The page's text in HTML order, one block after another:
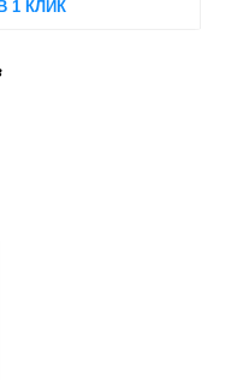
1 КЛИК